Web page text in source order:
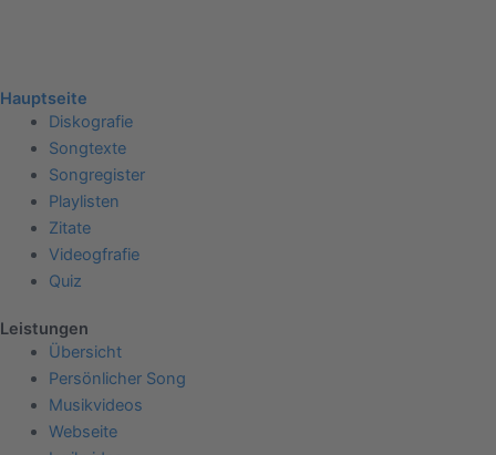
Hauptseite
Diskografie
Songtexte
Songregister
Playlisten
Zitate
Videogfrafie
Quiz
Leistungen
Übersicht
Persönlicher Song
Musikvideos
Webseite